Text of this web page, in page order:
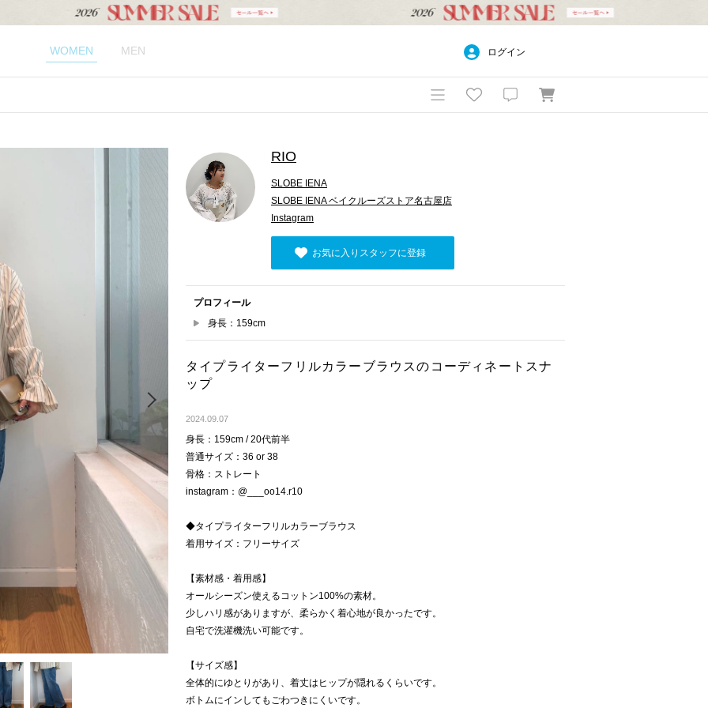
WOMEN MEN ログイン
RIO
SLOBE IENA
SLOBE IENA ベイクルーズストア名古屋店
Instagram
お気に入りスタッフに登録
プロフィール
身長：159cm
タイプライターフリルカラーブラウスのコーディネートスナ
ップ
2024.09.07
身長：159cm / 20代前半
普通サイズ：36 or 38
骨格：ストレート
instagram：@___oo14.r10
◆タイプライターフリルカラーブラウス
着用サイズ：フリーサイズ
【素材感・着用感】
オールシーズン使えるコットン100%の素材。
少しハリ感がありますが、柔らかく着心地が良かったです。
自宅で洗濯機洗い可能です。
【サイズ感】
全体的にゆとりがあり、着丈はヒップが隠れるくらいです。
ボトムにインしてもごわつきにくいです。